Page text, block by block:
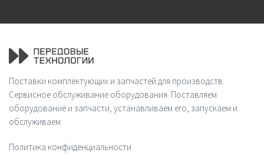
Поставки комплектующих и запчастей для производств.
Сервисное обслуживание оборудования. Поставляем
оборудование и запчасти, устанавливаем его, запускаем и
обслуживаем.
Политика конфиденциальности